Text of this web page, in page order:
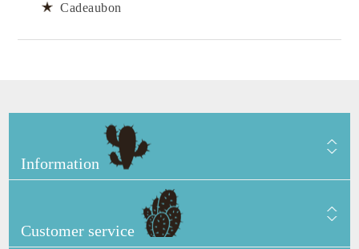
Cadeaubon
Information
Customer service